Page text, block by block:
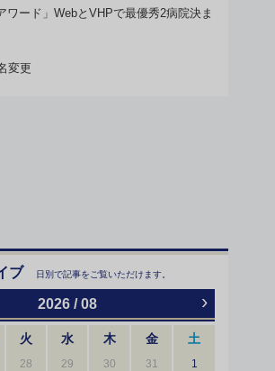
ワード」WebとVHPで最優秀2病院決ま
変更
ブ 日別で記事をご覧いただけます。
2026 / 08 ›
火 水 木 金 土
28 29 30 31
1